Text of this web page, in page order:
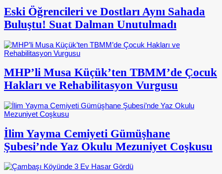
Eski Öğrencileri ve Dostları Aynı Sahada
Buluştu! Suat Dalman Unutulmadı
MHP’li Musa Küçük’ten TBMM’de Çocuk
Hakları ve Rehabilitasyon Vurgusu
İlim Yayma Cemiyeti Gümüşhane
Şubesi’nde Yaz Okulu Mezuniyet Coşkusu